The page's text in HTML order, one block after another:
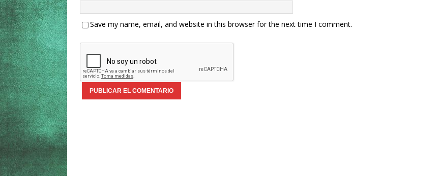
Save my name, email, and website in this browser for the next time I comment.